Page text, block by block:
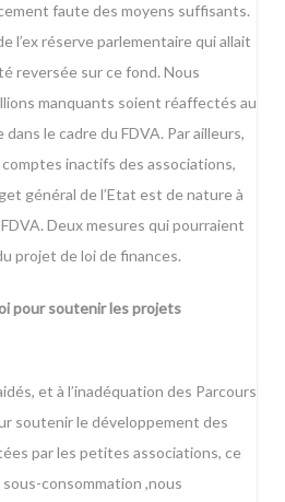
faute des moyens suffisants.
l’ex réserve parlementaire qui allait
reversée sur ce fond. Nous
manquants soient réaffectés au
le cadre du FDVA. Par ailleurs,
inactifs des associations,
général de l’Etat est de nature à
Deux mesures qui pourraient
projet de loi de finances.
pour soutenir les projets
et à l’inadéquation des Parcours
soutenir le développement des
par les petites associations, ce
consommation ,nous